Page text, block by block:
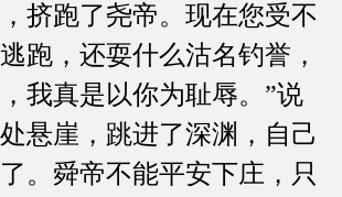
挤跑了尧帝。现在您受不
跑，还耍什么沽名钓誉，
我真是以你为耻辱。”说
悬崖，跳进了深渊，自己
。舜帝不能平安下庄，只